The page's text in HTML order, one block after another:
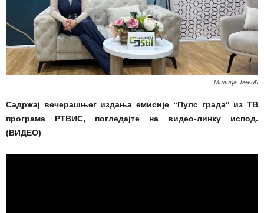
Милица Јањић
Садржај вечерашњег издања емисије “Пулс града“ из ТВ
програма РТВИС, погледајте на видео-линку испод.
(ВИДЕО)